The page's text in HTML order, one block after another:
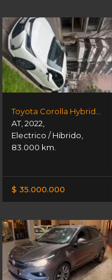
AT,2022
Electrico / Hibrido
83.000 km.
$ 35.000.000